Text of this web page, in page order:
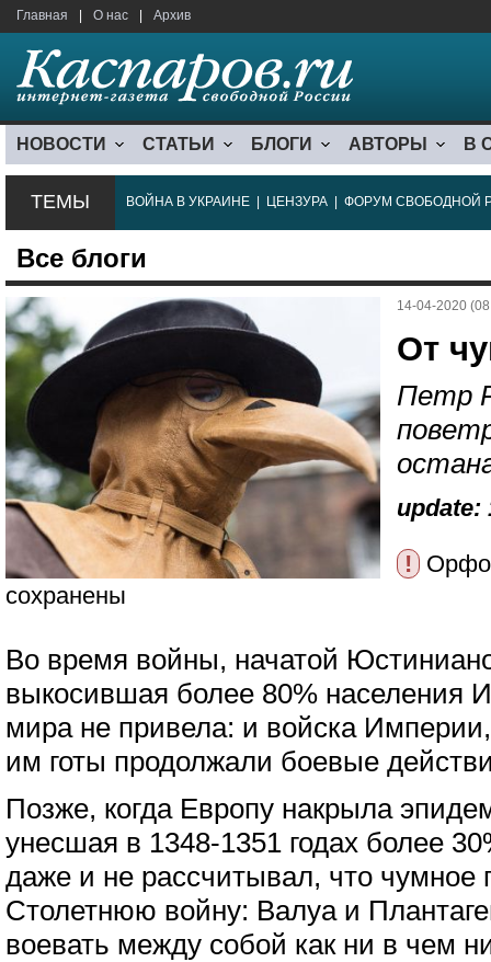
Главная О нас Архив
НОВОСТИ СТАТЬИ БЛОГИ АВТОРЫ В
ТЕМЫ ВОЙНА В УКРАИНЕ ЦЕНЗУРА ФОРУМ СВОБОДНОЙ
Все блоги
14-04-2020
От
Петр
update:
!
сохранены
Во время войны, начатой
выкосившая более 80% населения
мира не привела: и войска
им готы продолжали боевые
Позже, когда Европу накрыла
унесшая в 1348-1351 годах более
даже и не рассчитывал, что чумное
Столетнюю войну: Валуа и
воевать между собой как ни в чем